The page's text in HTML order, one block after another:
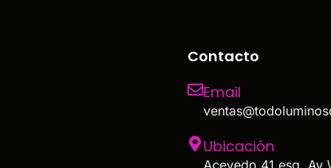
Contacto
Email
Ubicación
Acevedo 41 esq. Av